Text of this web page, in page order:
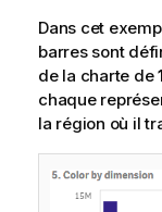
Dans cet
barres sont
de la charte de
chaque
la région où il